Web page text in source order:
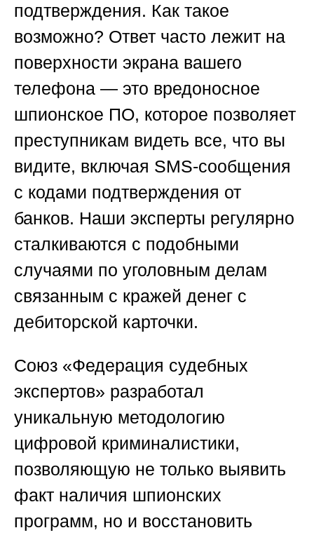
подтверждения. Как такое
возможно? Ответ часто лежит на
поверхности экрана вашего
телефона — это вредоносное
шпионское ПО, которое позволяет
преступникам видеть все, что вы
видите, включая SMS-сообщения
с кодами подтверждения от
банков. Наши эксперты регулярно
сталкиваются с подобными
случаями по уголовным делам
связанным с кражей денег с
дебиторской карточки.
Союз «Федерация судебных
экспертов» разработал
уникальную методологию
цифровой криминалистики,
позволяющую не только выявить
факт наличия шпионских
программ, но и восстановить